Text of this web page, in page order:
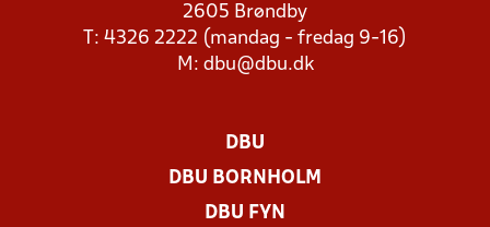
2605 Brøndby
T: 4326 2222 (mandag - fredag 9-16)
M: dbu@dbu.dk
DBU
DBU BORNHOLM
DBU FYN